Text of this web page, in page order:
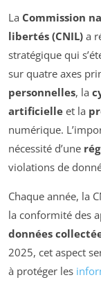
La Commission
libertés (CNIL) a
stratégique qui
sur quatre axes
personnelles, la
artificielle et la
numérique.
nécessité d’une
violations de
Chaque année, la
la conformité des
données
2025, cet aspect
à protéger les